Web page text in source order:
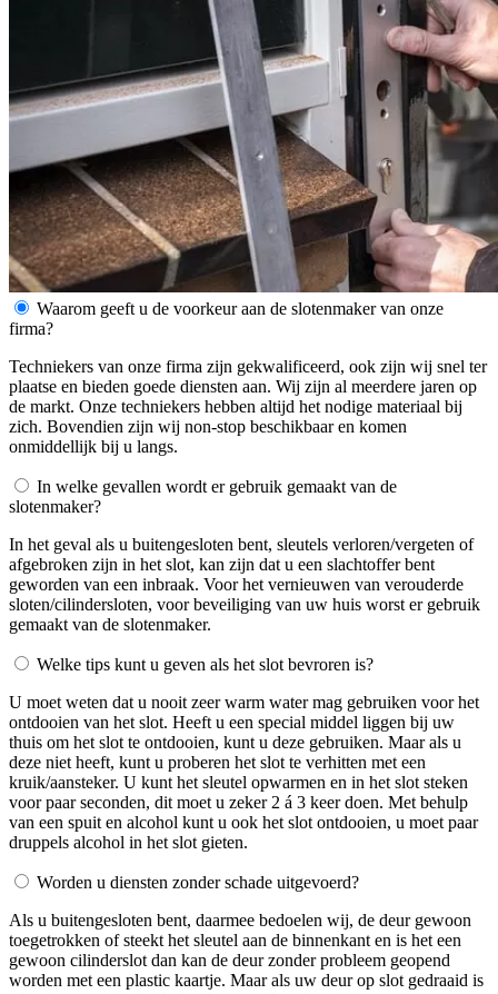
Waarom geeft u de voorkeur aan de slotenmaker van onze
firma?
Techniekers van onze firma zijn gekwalificeerd, ook zijn wij snel ter
plaatse en bieden goede diensten aan. Wij zijn al meerdere jaren op
de markt. Onze techniekers hebben altijd het nodige materiaal bij
zich. Bovendien zijn wij non-stop beschikbaar en komen
onmiddellijk bij u langs.
In welke gevallen wordt er gebruik gemaakt van de
slotenmaker?
In het geval als u buitengesloten bent, sleutels verloren/vergeten of
afgebroken zijn in het slot, kan zijn dat u een slachtoffer bent
geworden van een inbraak. Voor het vernieuwen van verouderde
sloten/cilindersloten, voor beveiliging van uw huis worst er gebruik
gemaakt van de slotenmaker.
Welke tips kunt u geven als het slot bevroren is?
U moet weten dat u nooit zeer warm water mag gebruiken voor het
ontdooien van het slot. Heeft u een special middel liggen bij uw
thuis om het slot te ontdooien, kunt u deze gebruiken. Maar als u
deze niet heeft, kunt u proberen het slot te verhitten met een
kruik/aansteker. U kunt het sleutel opwarmen en in het slot steken
voor paar seconden, dit moet u zeker 2 á 3 keer doen. Met behulp
van een spuit en alcohol kunt u ook het slot ontdooien, u moet paar
druppels alcohol in het slot gieten.
Worden u diensten zonder schade uitgevoerd?
Als u buitengesloten bent, daarmee bedoelen wij, de deur gewoon
toegetrokken of steekt het sleutel aan de binnenkant en is het een
gewoon cilinderslot dan kan de deur zonder probleem geopend
worden met een plastic kaartje. Maar als uw deur op slot gedraaid is